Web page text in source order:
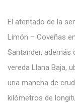
El atentado de la
Limón – Coveñas
Santander, además
vereda Llana Baja,
una mancha de
kilómetros de